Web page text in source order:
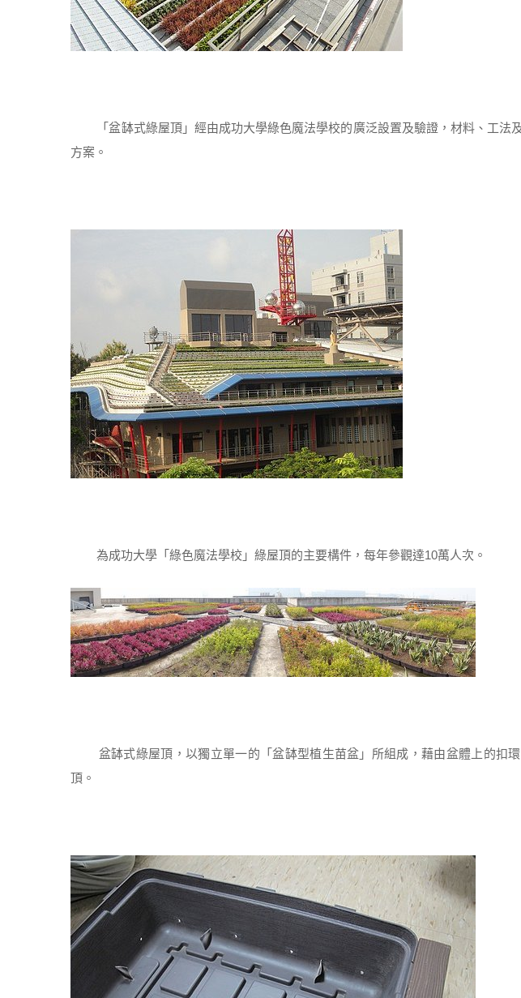
「盆缽式綠屋頂」經由成功大學綠色魔法學校的廣泛設置及驗證，材料、工法
方案。
為成功大學「綠色魔法學校」綠屋頂的主要構件，每年參觀達10萬人次。
盆缽式綠屋頂，以獨立單一的「盆缽型植生苗盆」所組成，藉由盆體上的扣環
頂。